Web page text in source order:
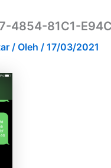
4854-81C1-
/ Oleh / 17/03/2021